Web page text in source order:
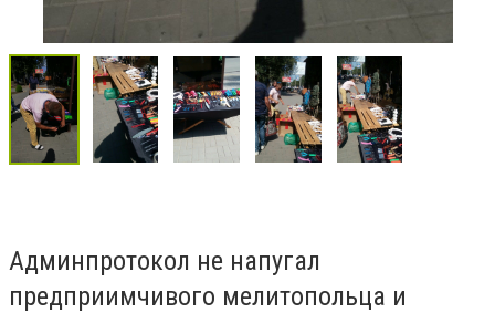
Админпротокол не напугал
предприимчивого мелитопольца и